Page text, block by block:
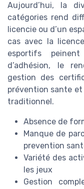
Aujourd’hui, la
catégories rend
licencie ou d’un
cas avec la
esportifs
d’adhésion, le
gestion des
prévention sante
traditionnel.
Absence de
Manque de
prevention
Variété des
les jeux
Gestion